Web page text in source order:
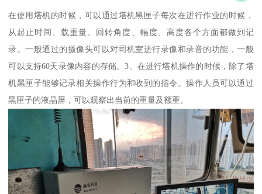
在使用塔机的时候，可以通过塔机黑匣子每次在进行作业的时候，
从起止时间、载重量、回转角度、幅度、高度各个方面都做到记
录。一般通过的摄像头可以对司机室进行录像和录音的功能，一般
可以支持60天录像内容的存储。3、在进行塔机操作的时候，除了塔
机黑匣子能够记录相关操作行为和收到的指令。操作人员可以通过
黑匣子的液晶屏，可以观察出当前的重量及额重。